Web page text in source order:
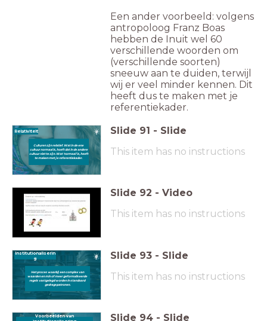
Een ander voorbeeld: volgens
antropoloog Franz Boas
hebben de Inuit wel 60
verschillende woorden om
(verschillende soorten)
sneeuw aan te duiden, terwijl
wij er veel minder kennen. Dit
heeft dus te maken met je
referentiekader.
Relativiteit
Culturen zijn relatief. Wat in de ene
cultuur normaal is, hoeft dat in de andere
cultuur niet te zijn. Wat 'normaal' is, heeft
te maken met je referentiekader.
Slide 91 - Slide
This item has no instructions
Slide 92 - Video
This item has no instructions
Institutionaliserin
g
Het proces waarbij een complex van
waarden en min of meer geformaliseerde
regels vastgelegd worden in standaard
gedragspatronen.
Slide 93 - Slide
This item has no instructions
Voorbeelden van
Slide 94 - Slide